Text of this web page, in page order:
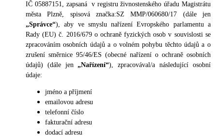
IČ 05887151, zapsaná v registru živnostenského úřadu Magistrátu
města Plzně, spisová značka:SZ MMP/060680/17 (dále jen
„Správce“), aby ve smyslu nařízení Evropského parlamentu a
Rady (EU) č. 2016/679 o ochraně fyzických osob v souvislosti se
zpracováním osobních údajů a o volném pohybu těchto údajů a o
zrušení směrnice 95/46/ES (obecné nařízení o ochraně osobních
údajů) (dále jen„Nařízení“), zpracovával/a následující osobní
údaje:
jméno a příjmení
emailovou adresu
telefonní číslo
fakturační adresu
dodací adresu